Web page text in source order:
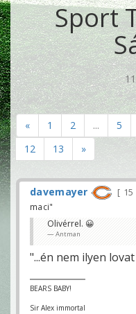
Sport
« 1 2 ... 5
12
13 »
davemayer
maci"
Olivérrel. 😀
Antman
"...én nem ilyen
BEARS BABY!
Sir Alex immortal